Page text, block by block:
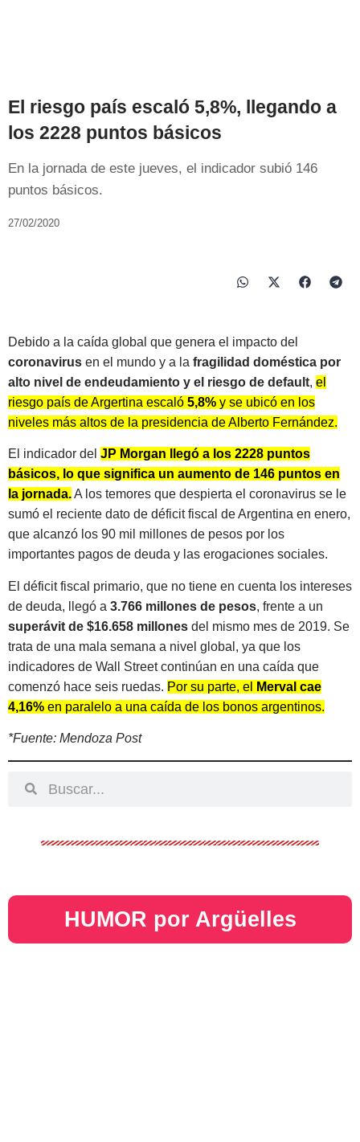
El riesgo país escaló 5,8%, llegando a
los 2228 puntos básicos
En la jornada de este jueves, el indicador subió 146
puntos básicos.
27/02/2020
Debido a la caída global que genera el impacto del
coronavirus en el mundo y a la fragilidad doméstica por
alto nivel de endeudamiento y el riesgo de default, el
riesgo país de Argertina escaló 5,8% y se ubicó en los
niveles más altos de la presidencia de Alberto Fernández.
El indicador del JP Morgan llegó a los 2228 puntos
básicos, lo que significa un aumento de 146 puntos en
la jornada.A los temores que despierta el coronavirus se le
sumó el reciente dato de déficit fiscal de Argentina en enero,
que alcanzó los 90 mil millones de pesos por los
importantes pagos de deuda y las erogaciones sociales.
El déficit fiscal primario, que no tiene en cuenta los intereses
de deuda, llegó a 3.766 millones de pesos, frente a un
superávit de $16.658 millones del mismo mes de 2019. Se
trata de una mala semana a nivel global, ya que los
indicadores de Wall Street continúan en una caída que
comenzó hace seis ruedas. Por su parte, el
Merval cae
4,16% en paralelo a una caída de los bonos argentinos.
*Fuente: Mendoza Post
HUMOR por Argüelles​